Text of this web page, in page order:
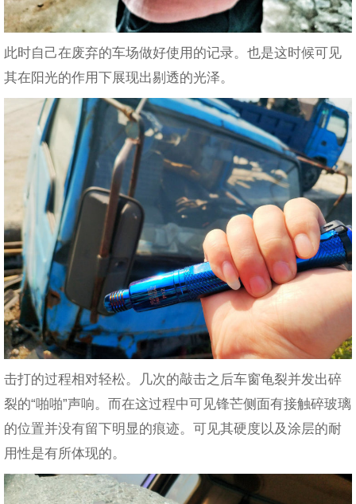
此时自己在废弃的车场做好使用的记录。也是这时候可见
其在阳光的作用下展现出剔透的光泽。
击打的过程相对轻松。几次的敲击之后车窗龟裂并发出碎
裂的“啪啪”声响。而在这过程中可见锋芒侧面有接触碎玻璃
的位置并没有留下明显的痕迹。可见其硬度以及涂层的耐
用性是有所体现的。